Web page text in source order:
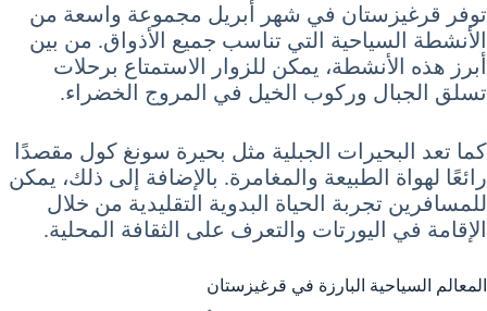
توفر قرغيزستان في شهر أبريل مجموعة واسعة من
الأنشطة السياحية التي تناسب جميع الأذواق. من بين
أبرز هذه الأنشطة، يمكن للزوار الاستمتاع برحلات
تسلق الجبال وركوب الخيل في المروج الخضراء.
كما تعد البحيرات الجبلية مثل بحيرة سونغ كول مقصدًا
رائعًا لهواة الطبيعة والمغامرة. بالإضافة إلى ذلك، يمكن
للمسافرين تجربة الحياة البدوية التقليدية من خلال
الإقامة في اليورتات والتعرف على الثقافة المحلية.
المعالم السياحية البارزة في قرغيزستان